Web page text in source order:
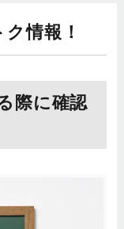
情報！
際に確認